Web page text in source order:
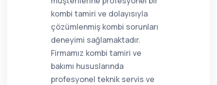
kombi tamiri ve dolayısıyla
çözümlenmiş kombi sorunları
deneyimi sağlamaktadır.
Firmamız kombi tamiri ve
bakımı hususlarında
profesyonel teknik servis ve